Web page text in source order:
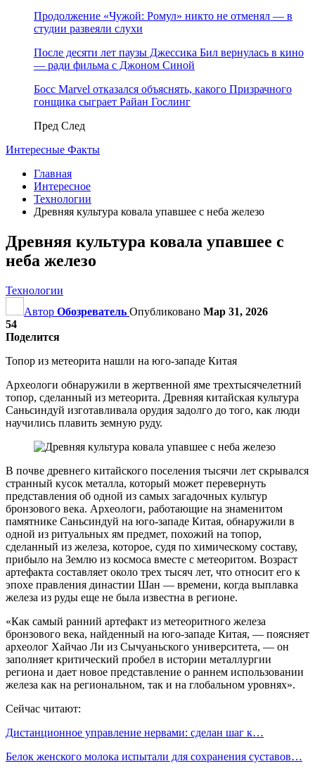
Продолжение «Чужой: Ромул» никто не отменял — в
студии развеяли слухи
После десяти лет паузы Джессика Бил вернулась в кино
— ради фильма с Джоном Синой
Босс Marvel отказался объяснять, какого Призрачного
гонщика сыграет Райан Гослинг
Пред След
Интересные Факты
Главная
Интересное
Технологии
Древняя культура ковала упавшее с неба железо
Древняя культура ковала упавшее с
неба железо
Технологии
Автор Обозреватель Опубликовано Мар 31, 2026
54
Поделится
Топор из метеорита нашли на юго-западе Китая
Археологи обнаружили в жертвенной яме трехтысячелетний
топор, сделанный из метеорита. Древняя китайская культура
Саньсиндуй изготавливала орудия задолго до того, как люди
научились плавить земную руду.
В почве древнего китайского поселения тысячи лет скрывался
странный кусок металла, который может перевернуть
представления об одной из самых загадочных культур
бронзового века. Археологи, работающие на знаменитом
памятнике Саньсиндуй на юго-западе Китая, обнаружили в
одной из ритуальных ям предмет, похожий на топор,
сделанный из железа, которое, судя по химическому составу,
прибыло на Землю из космоса вместе с метеоритом. Возраст
артефакта составляет около трех тысяч лет, что относит его к
эпохе правления династии Шан — времени, когда выплавка
железа из руды еще не была известна в регионе.
«Как самый ранний артефакт из метеоритного железа
бронзового века, найденный на юго-западе Китая, — поясняет
археолог Хайчао Ли из Сычуаньского университета, — он
заполняет критический пробел в истории металлургии
региона и дает новое представление о раннем использовании
железа как на региональном, так и на глобальном уровнях».
Сейчас читают:
Дистанционное управление нервами: сделан шаг к…
Белок женского молока испытали для сохранения суставов…